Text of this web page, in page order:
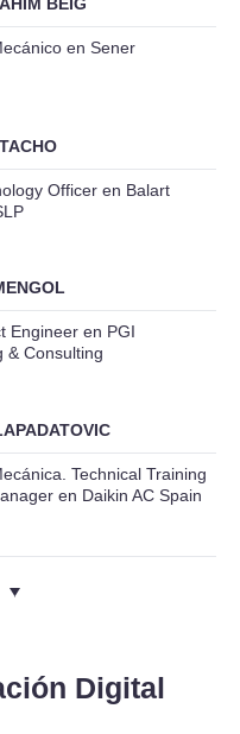
en Sener
Officer en Balart
Engineer en PGI
& Consulting
Technical Training
en Daikin AC Spain
Digital